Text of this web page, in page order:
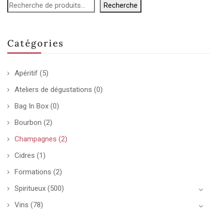
Recherche
Catégories
Apéritif (5)
Ateliers de dégustations (0)
Bag In Box (0)
Bourbon (2)
Champagnes (2)
Cidres (1)
Formations (2)
Spiritueux (500)
Vins (78)